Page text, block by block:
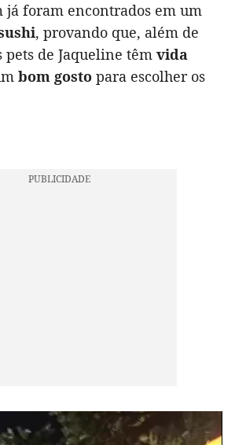
já foram encontrados em um
, provando que, além de
de Jaqueline têm vida
bom gosto para escolher os